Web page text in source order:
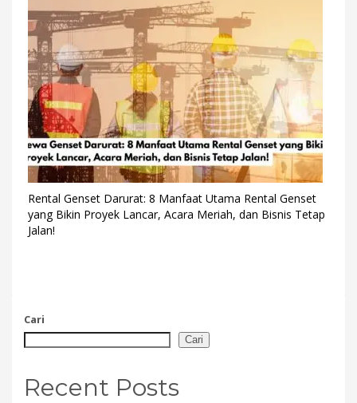
Rental Genset Darurat: 8 Manfaat Utama Rental Genset
yang Bikin Proyek Lancar, Acara Meriah, dan Bisnis Tetap
Jalan!
Cari
Cari
Recent Posts